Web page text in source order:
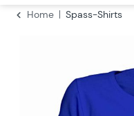
Home
Spass-Shirts